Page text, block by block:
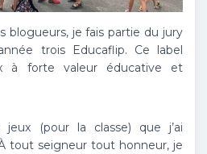
blogueurs, je fais partie du jury
trois Educaflip. Ce label
à forte valeur éducative et
(pour la classe) que j’ai
tout seigneur tout honneur, je